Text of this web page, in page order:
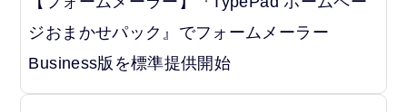
ジおまかせパック』でフォームメーラー
Business版を標準提供開始